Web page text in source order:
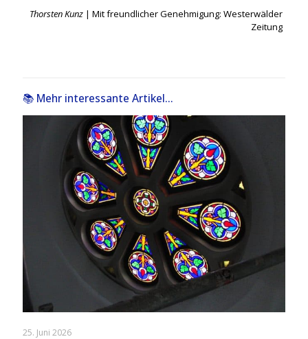
Thorsten Kunz | Mit freundlicher Genehmigung: Westerwälder
Zeitung
📚 Mehr interessante Artikel...
25. Juni 2026